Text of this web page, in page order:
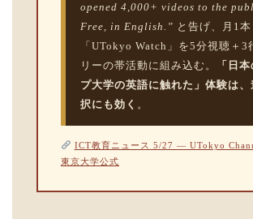
opened 4,000+ videos to the
Free, in English.” と告げ、月1本
「UTokyo Watch」を5分視聴＋3
リーの帯活動に組み込む。
「日
プ大学の英語に触れた」体験は、
択にも効く 。
ICT教育ニュース 5/27 — UTokyo
東京大学公式